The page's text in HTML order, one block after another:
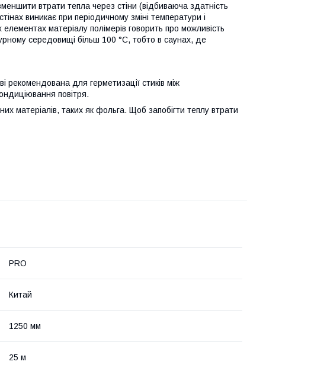
втрати тепла через стіни (відбиваюча здатність
виникає при періодичному зміні температури і
матеріалу полімерів говорить про можливість
середовищі більш 100 °С, тобто в саунах, де
рекомендована для герметизації стиків між
повітря.
матеріалів, таких як фольга. Щоб запобігти теплу втрати
PRO
Китай
1250 мм
25 м